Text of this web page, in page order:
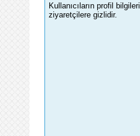
Kullanıcıların profil bilgileri
ziyaretçilere gizlidir.